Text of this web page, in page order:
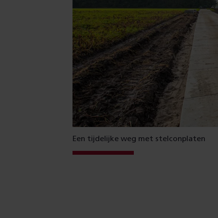
Een tijdelijke weg met stelconplaten